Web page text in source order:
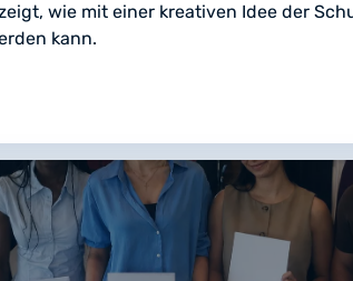
wie mit einer kreativen Idee der
kann.